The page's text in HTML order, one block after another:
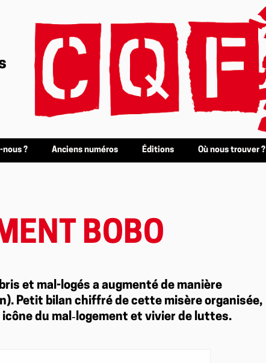
nous ? Anciens numéros Éditions Où nous trouver ?
BOBO
et mal-logés a augmenté de manière
Petit bilan chiffré de cette misère organisée,
du mal‑logement et vivier de luttes.